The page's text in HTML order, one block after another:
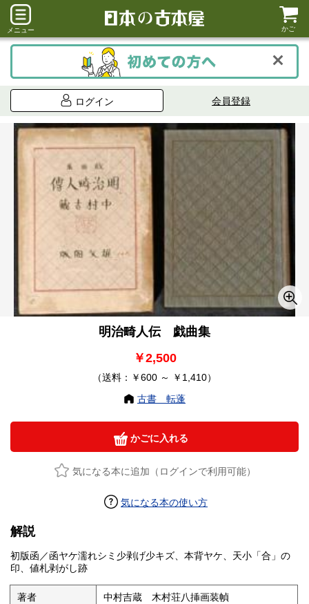
メニュー かご
ログイン 会員登録
明治畸人伝 戯曲集
￥2,500
（送料：￥600 ～ ￥1,410）
古書 転蓬
かごに入れる
気になる本に追加（ログインで利用可能）
気になる本の使い方
解説
初版函／函ヤケ濡れシミ少剥げ少キズ、本背ヤケ、天小「合」の
印、値札剥がし跡
著者 中村吉蔵 木村荘八挿画装幀